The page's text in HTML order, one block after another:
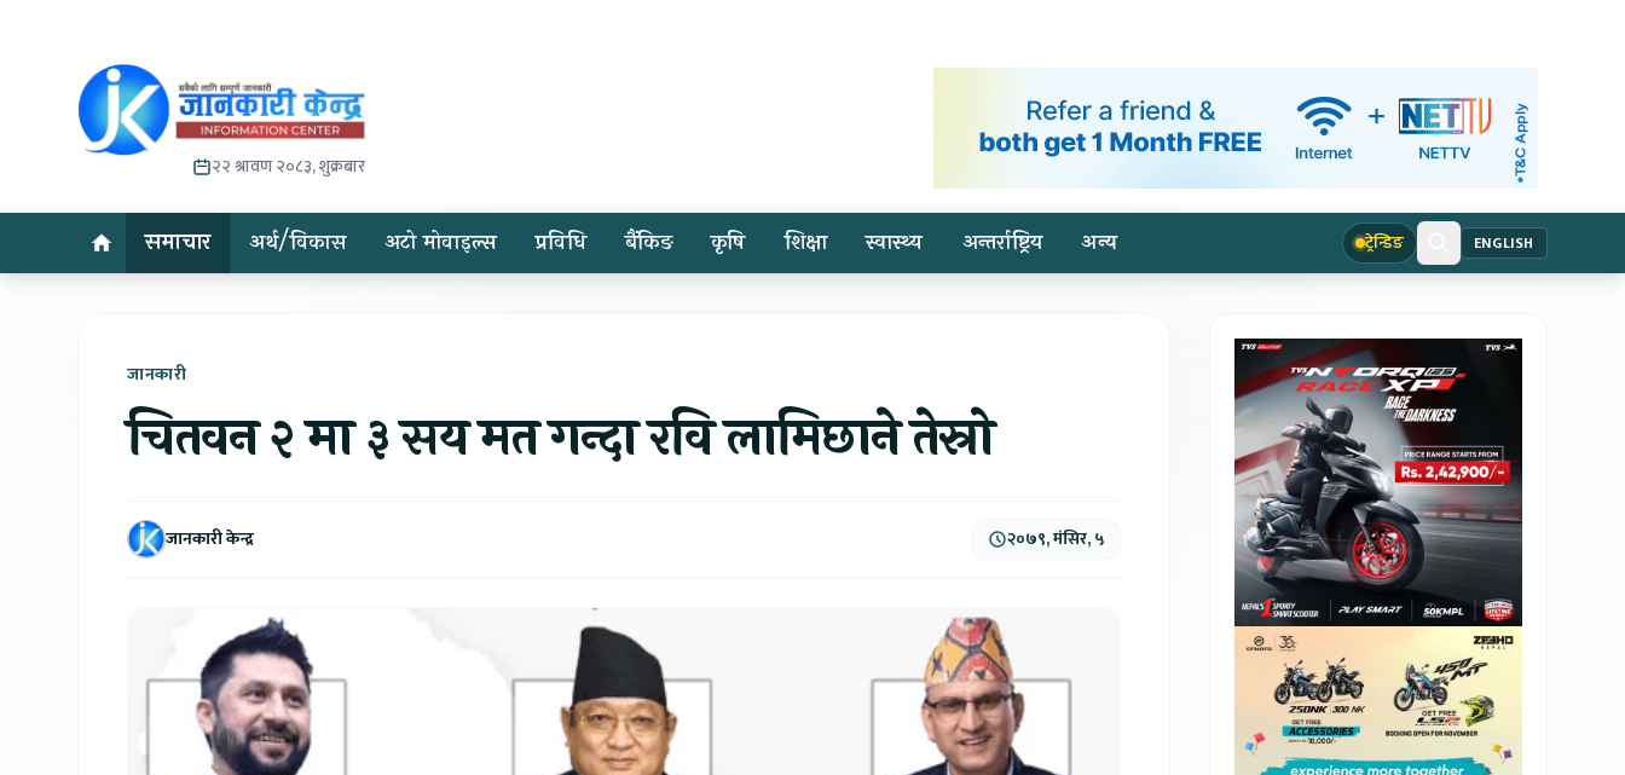
२२ श्रावण २०८३, शुक्रबार
समाचार अर्थ/विकास अटो मोवाइल्स प्रविधि बैंकिङ कृषि शिक्षा स्वास्थ्य अन्तर्राष्ट्रिय अन्य ट्रेन्डिङ ENGLISH
जानकारी
चितवन २ मा ३ सय मत गन्दा रवि लामिछाने तेस्रो
जानकारी केन्द्र २०७९, मंसिर, ५